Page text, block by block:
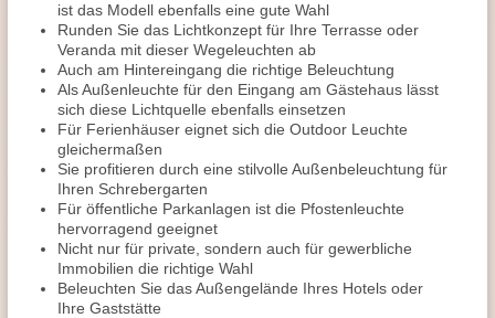
ist das Modell ebenfalls eine gute Wahl
Runden Sie das Lichtkonzept für Ihre Terrasse oder
Veranda mit dieser Wegeleuchten ab
Auch am Hintereingang die richtige Beleuchtung
Als Außenleuchte für den Eingang am Gästehaus lässt
sich diese Lichtquelle ebenfalls einsetzen
Für Ferienhäuser eignet sich die Outdoor Leuchte
gleichermaßen
Sie profitieren durch eine stilvolle Außenbeleuchtung für
Ihren Schrebergarten
Für öffentliche Parkanlagen ist die Pfostenleuchte
hervorragend geeignet
Nicht nur für private, sondern auch für gewerbliche
Immobilien die richtige Wahl
Beleuchten Sie das Außengelände Ihres Hotels oder
Ihre Gaststätte